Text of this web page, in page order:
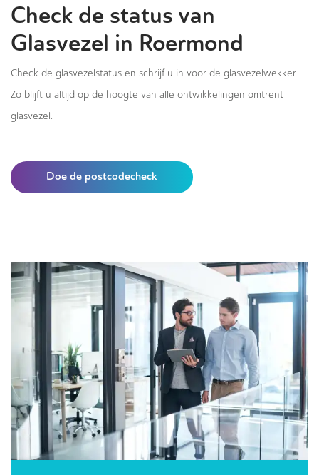
Check de status van
Glasvezel in Roermond
Check de glasvezelstatus en schrijf u in voor de glasvezelwekker.
Zo blijft u altijd op de hoogte van alle ontwikkelingen omtrent
glasvezel.
Doe de postcodecheck